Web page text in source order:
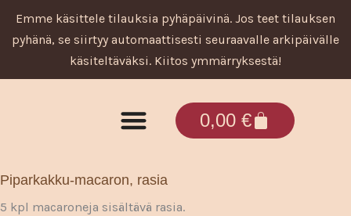
Emme käsittele tilauksia pyhäpäivinä. Jos teet tilauksen
pyhänä, se siirtyy automaattisesti seuraavalle arkipäivälle
käsiteltäväksi. Kiitos ymmärryksestä!
0,00 €Cart
Piparkakku-macaron, rasia
5 kpl macaroneja sisältävä rasia.